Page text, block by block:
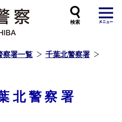
察署一覧
千葉北警察署
北警察署